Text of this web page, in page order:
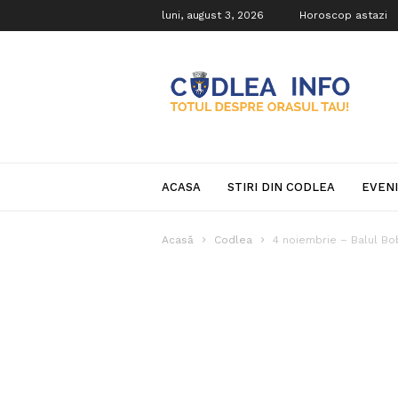
luni, august 3, 2026 Horoscop astazi
Info
ACASA STIRI DIN CODLEA
Acasă Codlea 4 noiembrie – Balul